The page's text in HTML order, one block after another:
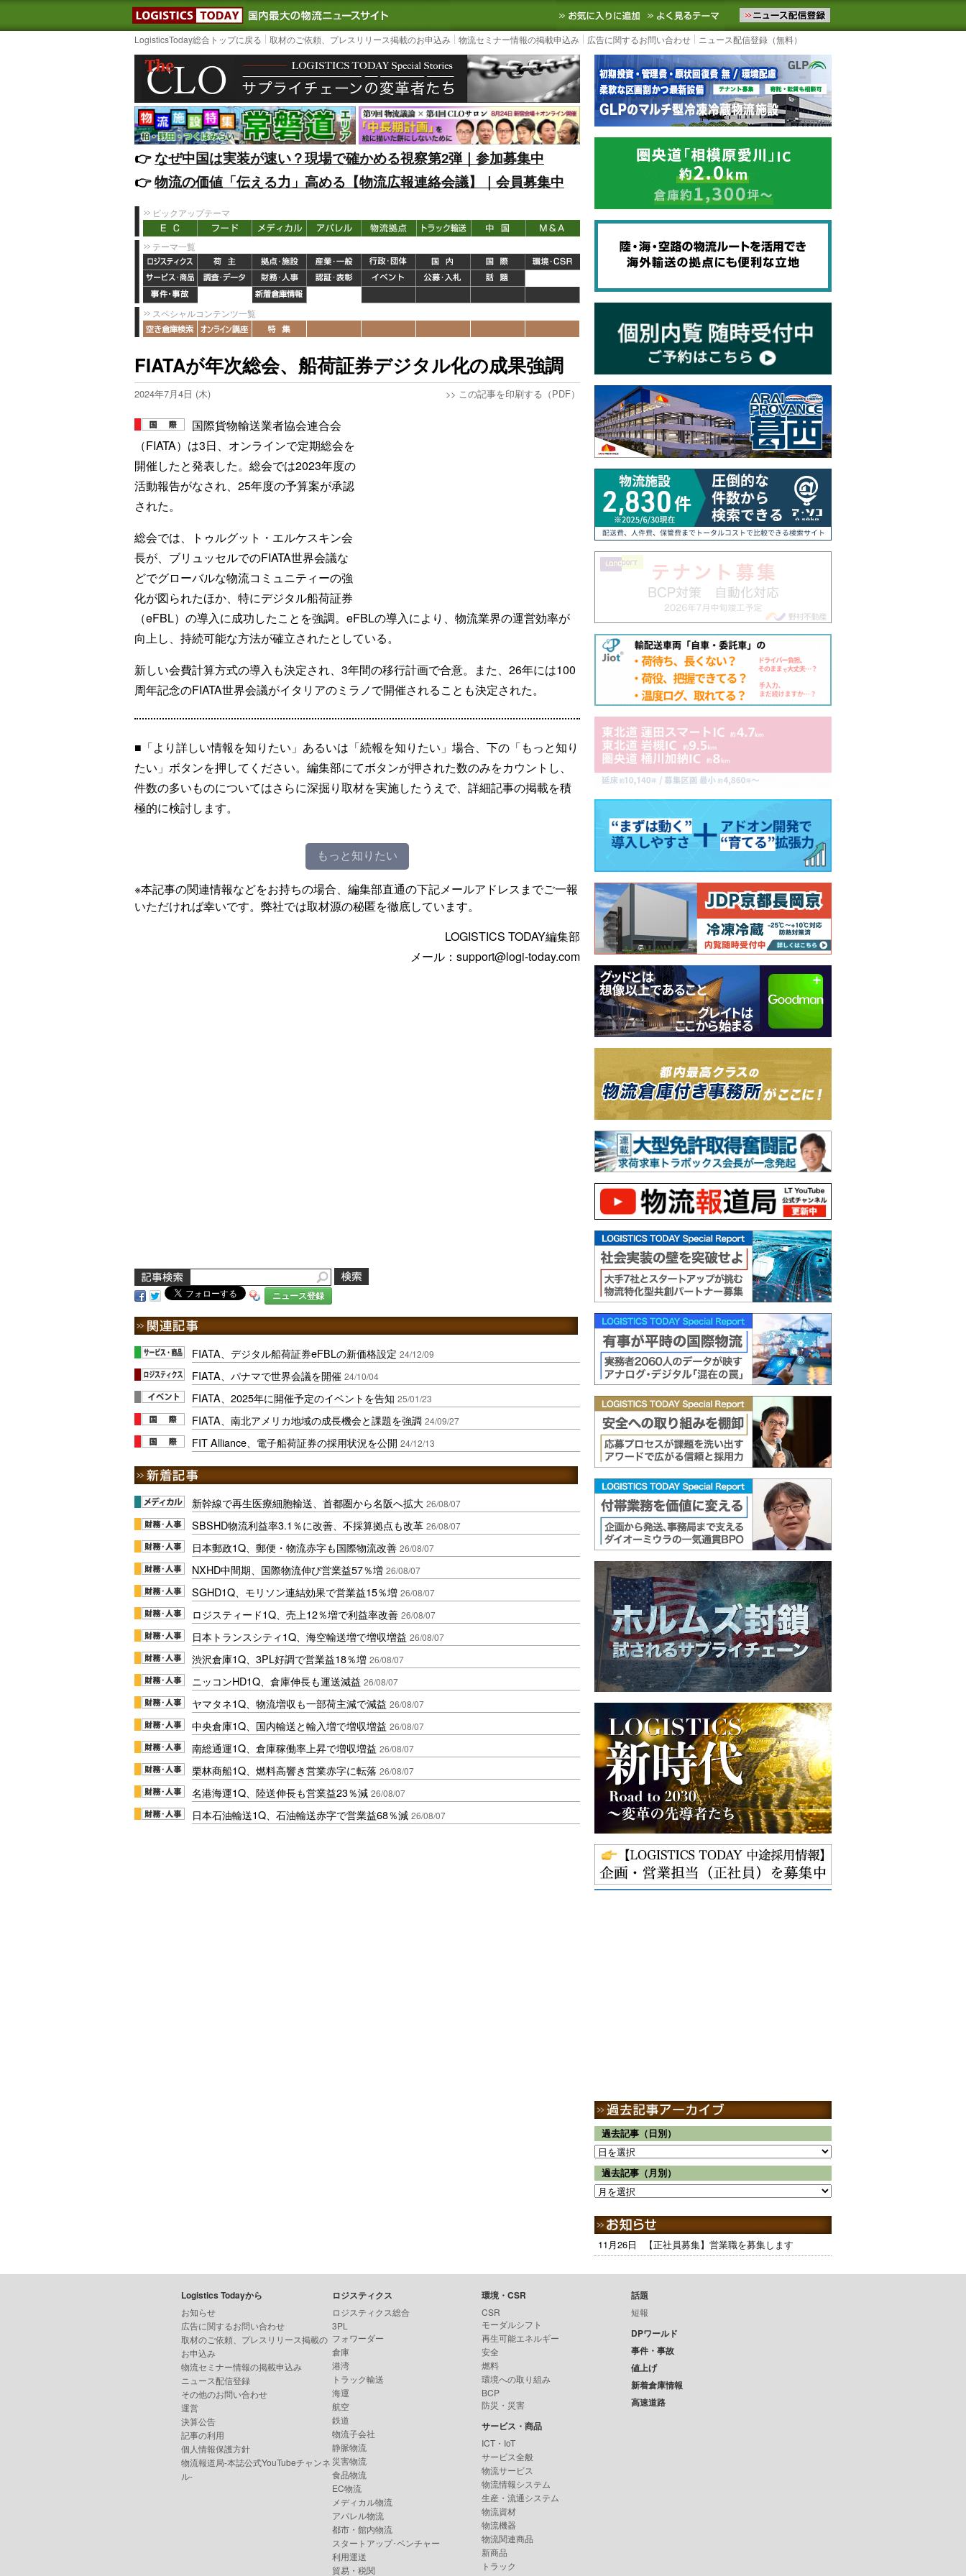
LOGISTICS TODAY｜国内最大の物流ニュースサイト3PL, SCMなど国内外の最新の物流ニュースをお届けします。物流ニュースメール配信を登録す
お気に入りに追加 よく見るテーマ
LogisticsToday総合トップに戻る 取材のご依頼、プレスリリース掲載のお申込み 物流セミナー情報の掲載申込み 広告に関するお問い合わせ ニュース配信登録（無料）
👉️なぜ中国は実装が速い？現場で確かめる視察第2弾｜参加募集中
👉️物流の価値「伝える力」高める【物流広報連絡会議】｜会員募集中
ピックアップテーマ
テーマ一覧
スペシャルコンテンツ一覧
FIATAが年次総会、船荷証券デジタル化の成果強調
2024年7月4日 (木) >> この記事を印刷する（PDF）
国際貨物輸送業者協会連合会
（FIATA）は3日、オンラインで定期総会を
開催したと発表した。総会では2023年度の
活動報告がなされ、25年度の予算案が承認
された。
総会では、トゥルグット・エルケスキン会
長が、ブリュッセルでのFIATA世界会議な
どでグローバルな物流コミュニティーの強
化が図られたほか、特にデジタル船荷証券
（eFBL）の導入に成功したことを強調。eFBLの導入により、物流業界の運営効率が
向上し、持続可能な方法が確立されたとしている。
新しい会費計算方式の導入も決定され、3年間の移行計画で合意。また、26年には100
周年記念のFIATA世界会議がイタリアのミラノで開催されることも決定された。
■「より詳しい情報を知りたい」あるいは「続報を知りたい」場合、下の「もっと知り
たい」ボタンを押してください。編集部にてボタンが押された数のみをカウントし、
件数の多いものについてはさらに深掘り取材を実施したうえで、詳細記事の掲載を積
極的に検討します。
もっと知りたい
※本記事の関連情報などをお持ちの場合、編集部直通の下記メールアドレスまでご一報
いただければ幸いです。弊社では取材源の秘匿を徹底しています。
LOGISTICS TODAY編集部
メール：support@logi-today.com
ニュース登録
FIATA、デジタル船荷証券eFBLの新価格設定 24/12/09
FIATA、パナマで世界会議を開催 24/10/04
FIATA、2025年に開催予定のイベントを告知 25/01/23
FIATA、南北アメリカ地域の成長機会と課題を強調 24/09/27
FIT Alliance、電子船荷証券の採用状況を公開 24/12/13
新幹線で再生医療細胞輸送、首都圏から名阪へ拡大 26/08/07
SBSHD物流利益率3.1％に改善、不採算拠点も改革 26/08/07
日本郵政1Q、郵便・物流赤字も国際物流改善 26/08/07
NXHD中間期、国際物流伸び営業益57％増 26/08/07
SGHD1Q、モリソン連結効果で営業益15％増 26/08/07
ロジスティード1Q、売上12％増で利益率改善 26/08/07
日本トランスシティ1Q、海空輸送増で増収増益 26/08/07
渋沢倉庫1Q、3PL好調で営業益18％増 26/08/07
ニッコンHD1Q、倉庫伸長も運送減益 26/08/07
ヤマタネ1Q、物流増収も一部荷主減で減益 26/08/07
中央倉庫1Q、国内輸送と輸入増で増収増益 26/08/07
南総通運1Q、倉庫稼働率上昇で増収増益 26/08/07
栗林商船1Q、燃料高響き営業赤字に転落 26/08/07
名港海運1Q、陸送伸長も営業益23％減 26/08/07
日本石油輸送1Q、石油輸送赤字で営業益68％減 26/08/07
過去記事（日別）
過去記事（月別）
11月26日 【正社員募集】営業職を募集します
Logistics Todayから
お知らせ
広告に関するお問い合わせ
取材のご依頼、プレスリリース掲載の
お申込み
物流セミナー情報の掲載申込み
ニュース配信登録
その他のお問い合わせ
運営
決算公告
記事の利用
個人情報保護方針
物流報道局-本誌公式YouTubeチャンネ
ル-
ロジスティクス
ロジスティクス総合
3PL
フォワーダー
倉庫
港湾
トラック輸送
海運
航空
鉄道
物流子会社
静脈物流
災害物流
食品物流
EC物流
メディカル物流
アパレル物流
都市・館内物流
スタートアップ･ベンチャー
利用運送
貿易・税関
環境・CSR
CSR
モーダルシフト
再生可能エネルギー
安全
燃料
環境への取り組み
BCP
防災・災害
サービス・商品
ICT・IoT
サービス全般
物流サービス
物流情報システム
生産・流通システム
物流資材
物流機器
物流関連商品
新商品
トラック
話題
短報
DPワールド
事件・事故
値上げ
新着倉庫情報
高速道路